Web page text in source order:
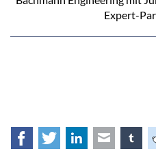
Expert-
Facebook
TwitterLinkedInE-mail